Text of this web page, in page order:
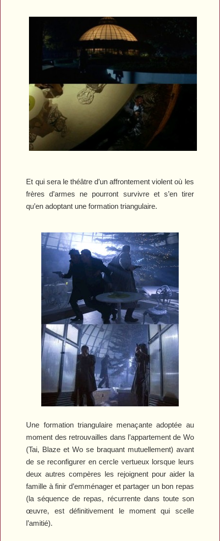
Et qui sera le théâtre d’un affrontement violent où les
frères d’armes ne pourront survivre et s’en tirer
qu’en adoptant une formation triangulaire.
Une formation triangulaire menaçante adoptée au
moment des retrouvailles dans l’appartement de Wo
(Tai, Blaze et Wo se braquant mutuellement) avant
de se reconfigurer en cercle vertueux lorsque leurs
deux autres compères les rejoignent pour aider la
famille à finir d’emménager et partager un bon repas
(la séquence de repas, récurrente dans toute son
œuvre, est définitivement le moment qui scelle
l’amitié).